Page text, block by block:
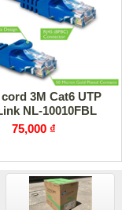
3M Cat6 UTP
NL-10010FBL
75,000 ₫